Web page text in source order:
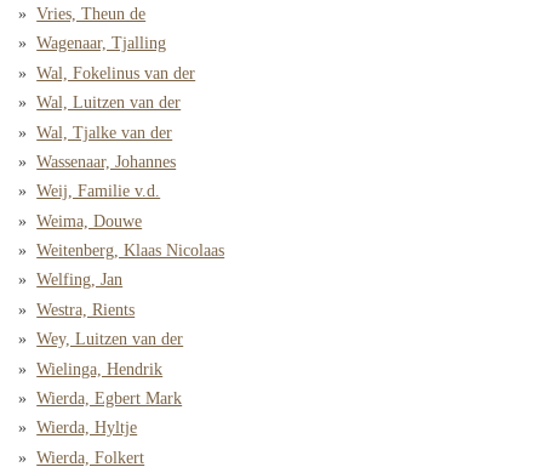
Vries, Theun de
Wagenaar, Tjalling
Wal, Fokelinus van der
Wal, Luitzen van der
Wal, Tjalke van der
Wassenaar, Johannes
Weij, Familie v.d.
Weima, Douwe
Weitenberg, Klaas Nicolaas
Welfing, Jan
Westra, Rients
Wey, Luitzen van der
Wielinga, Hendrik
Wierda, Egbert Mark
Wierda, Hyltje
Wierda, Folkert